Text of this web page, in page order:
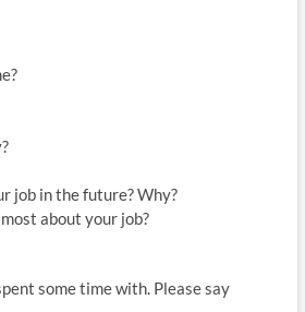
job in the future? Why?
about your job?
some time with. Please say